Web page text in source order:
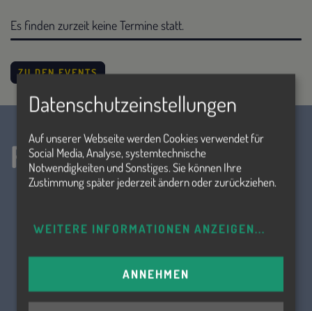
Es finden zurzeit keine Termine statt.
ZU DEN EVENTS
Folge uns!
Datenschutzeinstellungen
Auf unserer Webseite werden Cookies verwendet für
Social Media, Analyse, systemtechnische
Notwendigkeiten und Sonstiges. Sie können Ihre
Zustimmung später jederzeit ändern oder zurückziehen.
WEITERE INFORMATIONEN ANZEIGEN...
ANNEHMEN